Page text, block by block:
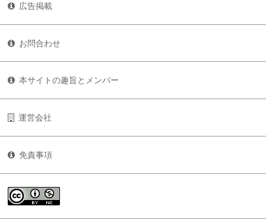
広告掲載
お問合わせ
本サイトの趣旨とメンバー
運営会社
免責事項